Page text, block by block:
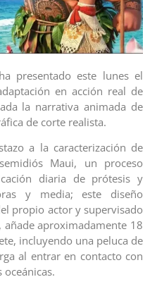
presentado este lunes el
en acción real de
la narrativa animada de
de corte realista.
a la caracterización de
Maui, un proceso
diaria de prótesis y
y media; este diseño
propio actor y supervisado
añade aproximadamente 18
incluyendo una peluca de
al entrar en contacto con
oceánicas.